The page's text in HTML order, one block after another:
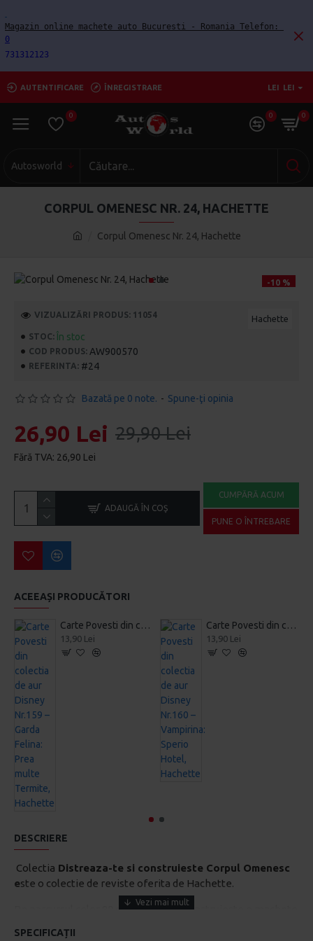
0
731312123
AUTENTIFICARE ÎNREGISTRARE LEI LEI
0 0 0
Autosworld
Corpul Omenesc Nr. 24, Hachette
CORPUL OMENESC NR. 24, HACHETTE
-10 %
STOC: În stoc
COD PRODUS: AW900570
REFERINTA: #24
Hachette
VIZUALIZĂRI PRODUS: 11054
Bazată pe 0 note. - Spune-ţi opinia
26,90 Lei 29,90 Lei
Fără TVA: 26,90 Lei
ADAUGĂ ÎN COŞ
CUMPĂRĂ ACUM
PUNE O ÎNTREBARE
ACEEAȘI PRODUCĂTORI
Carte Povesti din colectia de aur Disney Nr.159 – Garda Felina: Prea multe Termite, Hachette
13,90 Lei
Carte Povesti din colectia de aur Disney Nr.160 – Vampirina: Sperio Hotel, Hachette
13,90 Lei
DESCRIERE
Colectia Distreaza-te si construieste Corpul Omenesc
este o colectie de reviste oferita de Hachette.
Pe parcursul celor 80 de numere se construieste o machete
SPECIFICAȚII